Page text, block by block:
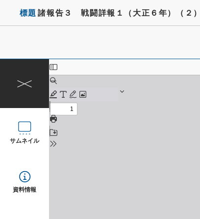
標題 諸報告３ 戦闘詳報１（大正６年）（２）
サムネイル
資料情報